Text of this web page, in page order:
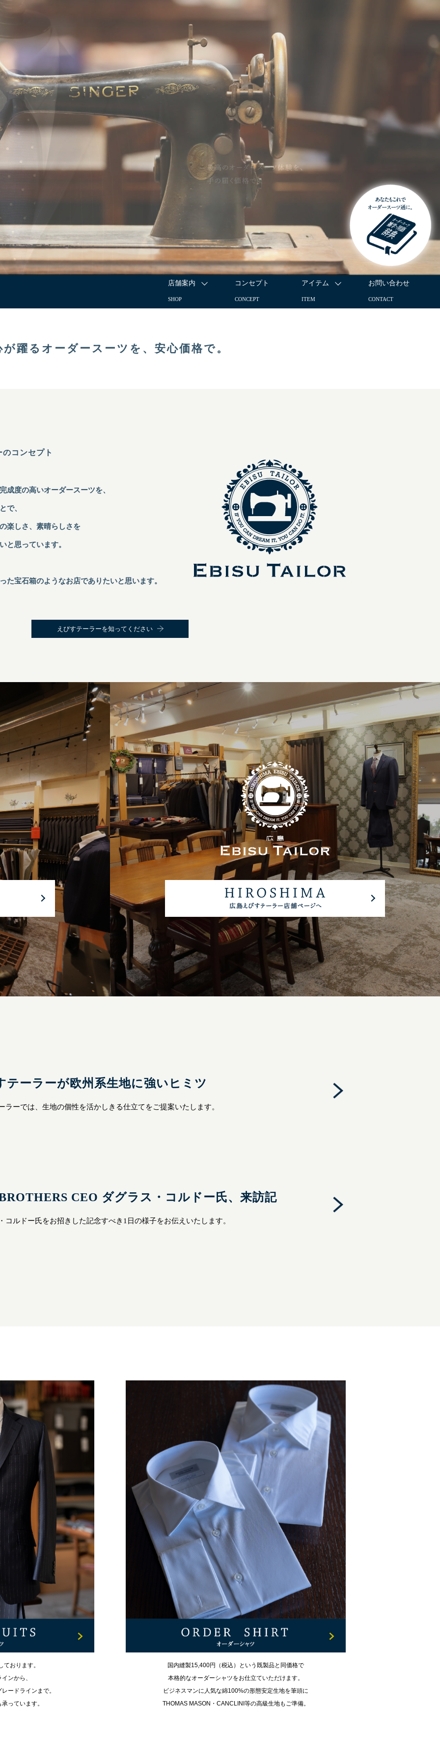
店舗案内
SHOP
コンセプト
CONCEPT
アイテム
ITEM
お問い合わせ
CONTACT
が躍るオーダースーツを、 安心価格で。
コンセプト
成度の高いオーダースーツを、
で、
楽しさ、素晴らしさを
と思っています。
た宝石箱のようなお店でありたいと思います。
えびすテーラーを知ってください
テーラーが欧州系生地に強いヒミツ
ラーでは、生地の個性を活かしきる仕立てをご提案いたします。
CEO ダグラス・コルドー氏、来訪記
コルドー氏をお招きした記念すべき1日の様子をお伝えいたします。
おります。
ンから、
ードラインまで。
っています。
国内縫製15,400円（税込）という既製品と同価格で
本格的なオーダーシャツをお仕立ていただけます。
ビジネスマンに人気な綿100%の形態安定生地を筆頭に
THOMAS MASON・CANCLINI等の高級生地もご準備。